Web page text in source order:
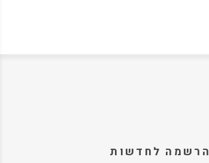
הרשמה לחדשות